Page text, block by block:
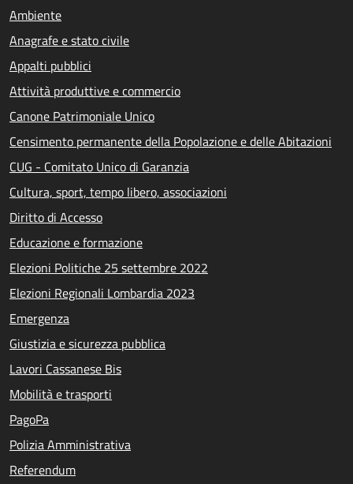
Ambiente
Anagrafe e stato civile
Appalti pubblici
Attività produttive e commercio
Canone Patrimoniale Unico
Censimento permanente della Popolazione e delle Abitazioni
CUG - Comitato Unico di Garanzia
Cultura, sport, tempo libero, associazioni
Diritto di Accesso
Educazione e formazione
Elezioni Politiche 25 settembre 2022
Elezioni Regionali Lombardia 2023
Emergenza
Giustizia e sicurezza pubblica
Lavori Cassanese Bis
Mobilità e trasporti
PagoPa
Polizia Amministrativa
Referendum